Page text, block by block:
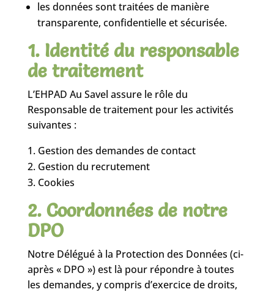
les données sont traitées de manière
transparente, confidentielle et sécurisée.
1. Identité du responsable
de traitement
L’EHPAD Au Savel assure le rôle du
Responsable de traitement pour les activités
suivantes :
Gestion des demandes de contact
Gestion du recrutement
Cookies
2. Coordonnées de notre
DPO
Notre Délégué à la Protection des Données (ci-
après « DPO ») est là pour répondre à toutes
les demandes, y compris d’exercice de droits,